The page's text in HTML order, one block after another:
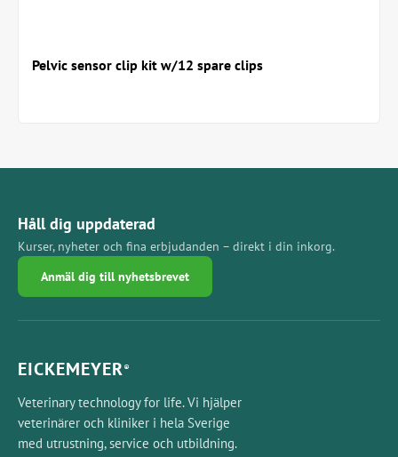
Pelvic sensor clip kit w/12 spare clips
Håll dig uppdaterad
Kurser, nyheter och fina erbjudanden – direkt i din inkorg.
Anmäl dig till nyhetsbrevet
EICKEMEYER®
Veterinary technology for life. Vi hjälper
veterinärer och kliniker i hela Sverige
med utrustning, service och utbildning.